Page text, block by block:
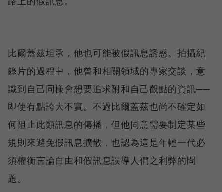
比爾蓋茲坦承，他也可能被假訊息誘惑。拍攝紀
錄片的過程中，他曾和相關領域的專家交談，意
識到自己同樣會想要追求附和自己觀點的資訊──
即使有點誇大不實。不過比爾蓋茲也尚不確定如
何阻止此類訊息的傳播，但他同意需要制定某些
規則來避免假訊息擴散，也認為這是年輕一代必
須權衡言論自由和假訊息誤導人們之利弊的問
題。